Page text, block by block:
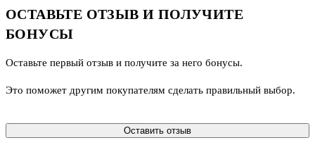
ОСТАВЬТЕ ОТЗЫВ И ПОЛУЧИТЕ
БОНУСЫ
Оставьте первый отзыв и получите за него бонусы.
Это поможет другим покупателям сделать правильный выбор.
Оставить отзыв